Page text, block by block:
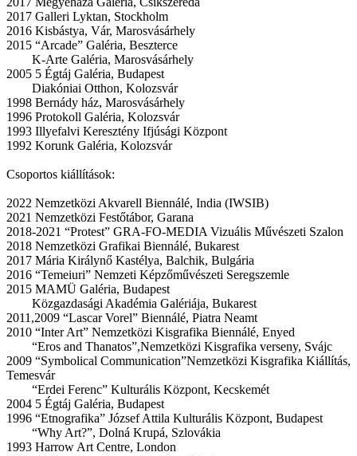
2017 Galleri Lyktan, Stockholm
2016 Kisbástya, Vár, Marosvásárhely
2015 “Arcade” Galéria, Beszterce
K-Arte Galéria, Marosvásárhely
2005 5 Égtáj Galéria, Budapest
Diakóniai Otthon, Kolozsvár
1998 Bernády ház, Marosvásárhely
1996 Protokoll Galéria, Kolozsvár
1993 Illyefalvi Keresztény Ifjúsági Központ
1992 Korunk Galéria, Kolozsvár
Csoportos kiállítások:
2022 Nemzetközi Akvarell Biennálé, India (IWSIB)
2021 Nemzetközi Festőtábor, Garana
2018-2021 “Protest” GRA-FO-MEDIA Vizuális Művészeti Szalon
2018 Nemzetközi Grafikai Biennálé, Bukarest
2017 Mária Királynő Kastélya, Balchik, Bulgária
2016 “Temeiuri” Nemzeti Képzőművészeti Seregszemle
2015 MAMÜ Galéria, Budapest
Közgazdasági Akadémia Galériája, Bukarest
2011,2009 “Lascar Vorel” Biennálé, Piatra Neamt
2010 “Inter Art” Nemzetközi Kisgrafika Biennálé, Enyed
“Eros and Thanatos”,Nemzetközi Kisgrafika verseny, Svájc
2009 “Symbolical Communication”Nemzetközi Kisgrafika Kiállítás,
Temesvár
“Erdei Ferenc” Kulturális Központ, Kecskemét
2004 5 Égtáj Galéria, Budapest
1996 “Etnografika” József Attila Kulturális Központ, Budapest
“Why Art?”, Dolná Krupá, Szlovákia
1993 Harrow Art Centre, London